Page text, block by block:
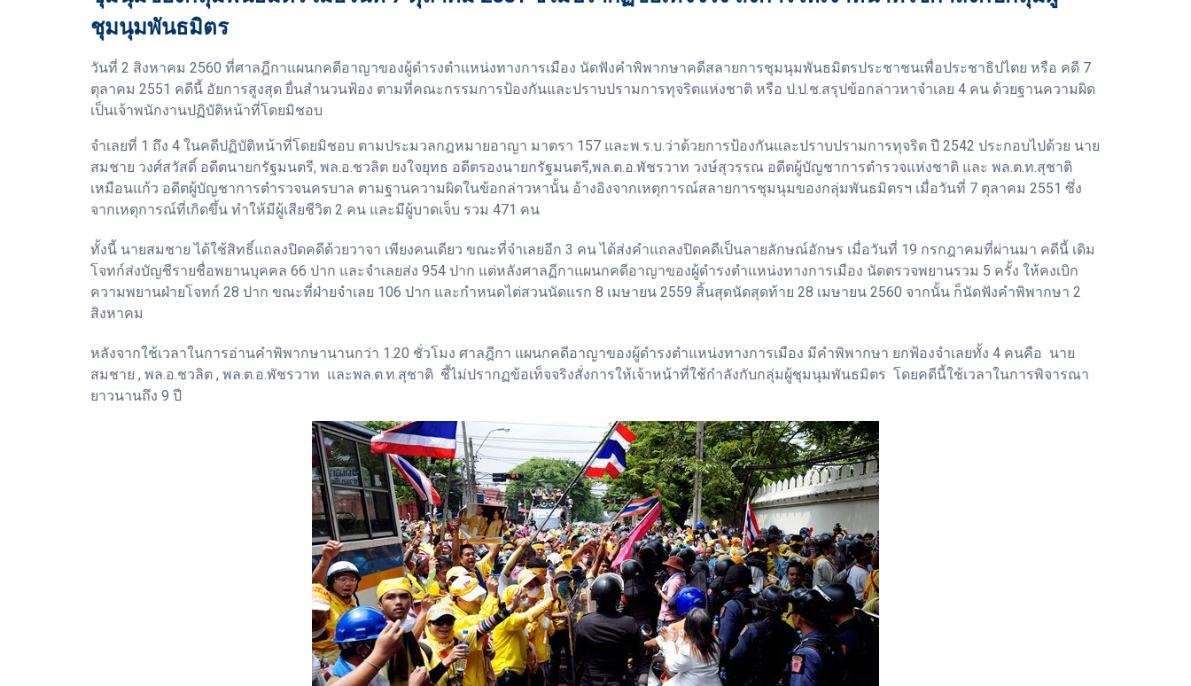
ชุมนุมพันธมิตร
วันที่ 2 สิงหาคม 2560 ที่ศาลฎีกาแผนกคดีอาญาของผู้ดำรงตำแหน่งทางการเมือง นัดฟังคำพิพากษาคดีสลายการชุมนุมพันธมิตรประชาชนเพื่อประชาธิปไตย หรือ คดี 7
ตุลาคม 2551 คดีนี้ อัยการสูงสุด ยื่นสำนวนฟ้อง ตามที่คณะกรรมการป้องกันและปราบปรามการทุจริตแห่งชาติ หรือ ป.ป.ช.สรุปข้อกล่าวหาจำเลย 4 คน ด้วยฐานความผิด
เป็นเจ้าพนักงานปฏิบัติหน้าที่โดยมิชอบ
จำเลยที่ 1 ถึง 4 ในคดีปฏิบัติหน้าที่โดยมิชอบ ตามประมวลกฎหมายอาญา มาตรา 157 และพ.ร.บ.ว่าด้วยการป้องกันและปราบปรามการทุจริต ปี 2542 ประกอบไปด้วย นาย
สมชาย วงศ์สวัสดิ์ อดีตนายกรัฐมนตรี, พล.อ.ชวลิต ยงใจยุทธ อดีตรองนายกรัฐมนตรี,พล.ต.อ.พัชรวาท วงษ์สุวรรณ อดีตผู้บัญชาการตำรวจแห่งชาติ และ พล.ต.ท.สุชาติ
เหมือนแก้ว อดีตผู้บัญชาการตำรวจนครบาล ตามฐานความผิดในข้อกล่าวหานั้น อ้างอิงจากเหตุการณ์สลายการชุมนุมของกลุ่มพันธมิตรฯ เมื่อวันที่ 7 ตุลาคม 2551 ซึ่ง
จากเหตุการณ์ที่เกิดขึ้น ทำให้มีผู้เสียชีวิต 2 คน และมีผู้บาดเจ็บ รวม 471 คน
ทั้งนี้ นายสมชาย ได้ใช้สิทธิ์แถลงปิดคดีด้วยวาจา เพียงคนเดียว ขณะที่จำเลยอีก 3 คน ได้ส่งคำแถลงปิดคดีเป็นลายลักษณ์อักษร เมื่อวันที่ 19 กรกฎาคมที่ผ่านมา คดีนี้ เดิม
โจทก์ส่งบัญชีรายชื่อพยานบุคคล 66 ปาก และจำเลยส่ง 954 ปาก แต่หลังศาลฏีกาแผนกคดีอาญาของผู้ดำรงตำแหน่งทางการเมือง นัดตรวจพยานรวม 5 ครั้ง ให้คงเบิก
ความพยานฝ่ายโจทก์ 28 ปาก ขณะที่ฝ่ายจำเลย 106 ปาก และกำหนดไต่สวนนัดแรก 8 เมษายน 2559 สิ้นสุดนัดสุดท้าย 28 เมษายน 2560 จากนั้น ก็นัดฟังคำพิพากษา 2
สิงหาคม
หลังจากใช้เวลาในการอ่านคำพิพากษานานกว่า 1.20 ชั่วโมง ศาลฎีกา แผนกคดีอาญาของผู้ดำรงตำแหน่งทางการเมือง มีคำพิพากษา ยกฟ้องจำเลยทั้ง 4 คนคือ นาย
สมชาย , พล.อ.ชวลิต , พล.ต.อ.พัชรวาท และพล.ต.ท.สุชาติ ชี้ไม่ปรากฏข้อเท็จจริงสั่งการให้เจ้าหน้าที่ใช้กำลังกับกลุ่มผู้ชุมนุมพันธมิตร โดยคดีนี้ใช้เวลาในการพิจารณา
ยาวนานถึง 9 ปี